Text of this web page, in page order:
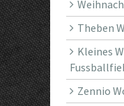
Theben
Kleines
Zennio